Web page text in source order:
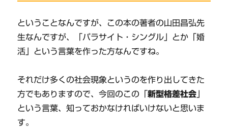
ということなんですが、この本の著者の山田昌弘先
生なんですが、「パラサイト・シングル」とか「婚
活」という言葉を作った方なんですね。
それだけ多くの社会現象というのを作り出してきた
方でもありますので、今回のこの「新型格差社会
という言葉、知っておかなければいけないと思いま
す。